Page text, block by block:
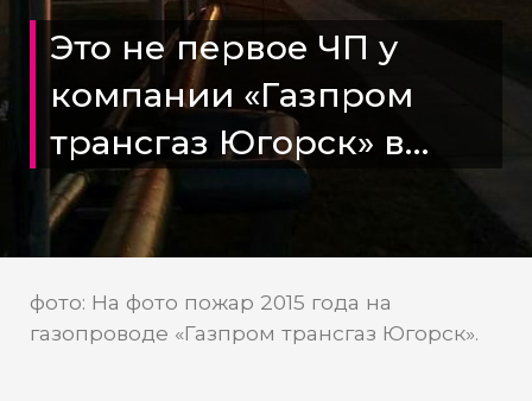
Это не первое ЧП у
компании «Газпром
трансгаз Югорск» в
Белоярском районе
фото: На фото пожар 2015 года на
газопроводе «Газпром трансгаз Югорск».